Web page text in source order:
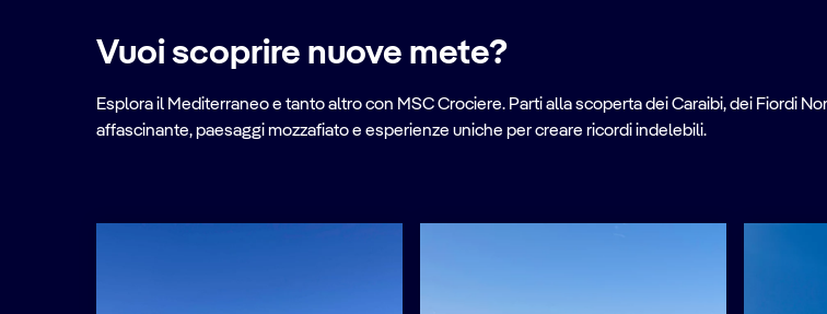
Vuoi scoprire nuove mete?
Esplora il Mediterraneo e tanto altro con MSC Crociere. Parti alla scoperta dei Caraibi, dei Fiordi
affascinante, paesaggi mozzafiato e esperienze uniche per creare ricordi indelebili.